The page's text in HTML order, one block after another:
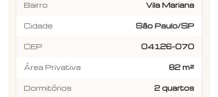
Bairro Vila Mariana
Cidade São Paulo/SP
CEP 04126-070
Área Privativa 82 m²
Dormitórios 2 quartos